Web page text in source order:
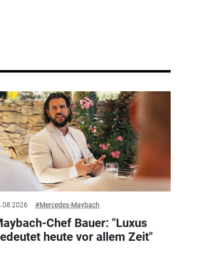
#Mercedes-Maybach
Chef Bauer: "Luxus
heute vor allem Zeit"